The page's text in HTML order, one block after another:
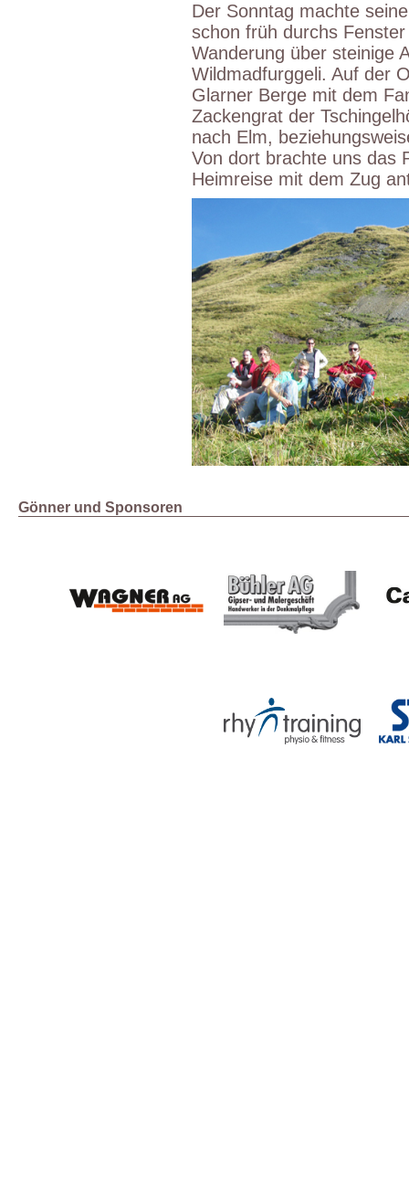
Der Sonntag machte
schon früh durchs
Wanderung über steinige
Wildmadfurggeli. Auf der
Glarner Berge mit dem
Zackengrat der
nach Elm,
Von dort brachte uns das
Heimreise mit dem Zug
Gönner und Sponsoren